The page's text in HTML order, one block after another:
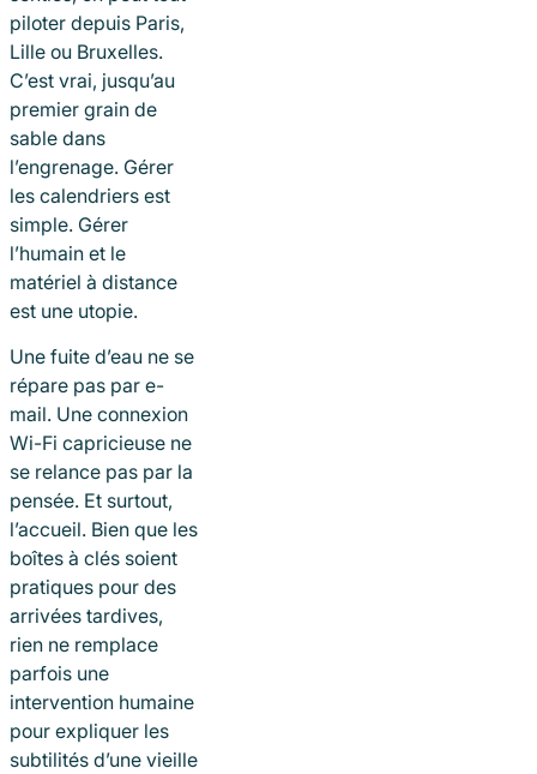
piloter depuis Paris,
Lille ou Bruxelles.
C’est vrai, jusqu’au
premier grain de
sable dans
l’engrenage. Gérer
les calendriers est
simple. Gérer
l’humain et le
matériel à distance
est une utopie.
Une fuite d’eau ne se
répare pas par e-
mail. Une connexion
Wi-Fi capricieuse ne
se relance pas par la
pensée. Et surtout,
l’accueil. Bien que les
boîtes à clés soient
pratiques pour des
arrivées tardives,
rien ne remplace
parfois une
intervention humaine
pour expliquer les
subtilités d’une vieille